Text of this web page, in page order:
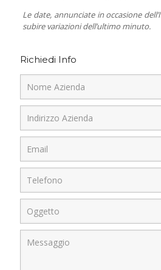
Le date, annunciate in occasione
subire variazioni dell’ultimo minuto.
Richiedi Info